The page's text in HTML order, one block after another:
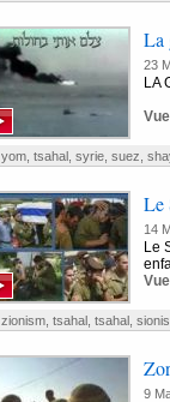
La
23
yom, tsahal, syrie, suez
Le
14
Le
zionism, tsahal, tsahal,
9